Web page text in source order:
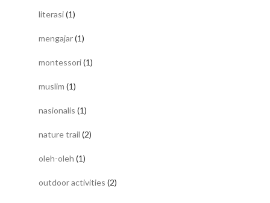
literasi(1)
mengajar(1)
montessori(1)
muslim (1)
nasionalis (1)
nature trail (2)
oleh-oleh (1)
outdoor activities (2)